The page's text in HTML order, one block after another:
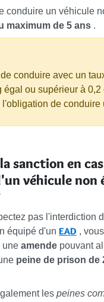
conduire un véhicule
maximum de 5 ans .
de conduire avec un
égal ou supérieur à 0,2
de conduire
sanction en
véhicule non
pas l'interdiction
équipé d'un EAD ,
une amende pouvant
peine de prison de
les peines